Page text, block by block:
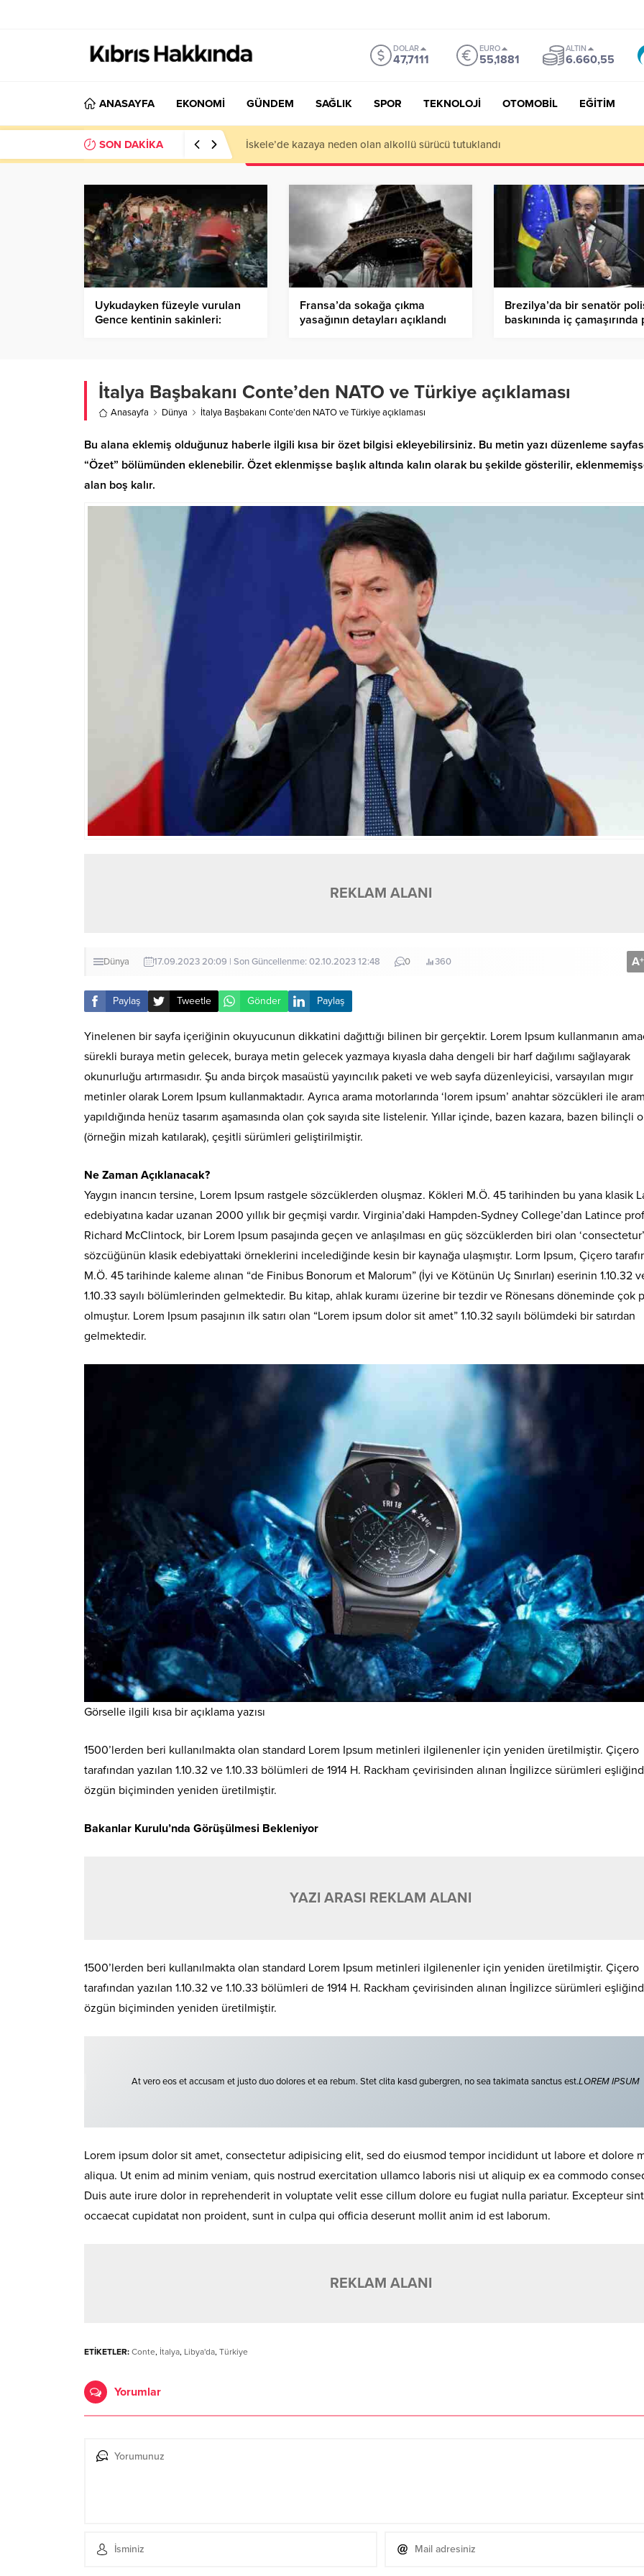
DOLAR
47,7111
EURO
55,1881
ALTIN
6.660,55
ANASAYFA EKONOMİ GÜNDEM SAĞLIK SPOR TEKNOLOJİ OTOMOBİL EĞİTİM
SON DAKİKA El Nino Kıbrıs’ı da Etkileyecek: Daha Sıcak Yaz, Daha Uzun Kuraklık Bekleniyor
Uykudayken füzeyle vurulan
Gence kentinin sakinleri:
Fransa’da sokağa çıkma
yasağının detayları açıklandı
Brezilya’da bir senatör
baskınında iç çamaşırında
İtalya Başbakanı Conte’den NATO ve Türkiye açıklaması
Anasayfa Dünya İtalya Başbakanı Conte’den NATO ve Türkiye açıklaması
Bu alana eklemiş olduğunuz haberle ilgili kısa bir özet bilgisi ekleyebilirsiniz. Bu metin yazı düzenleme
“Özet” bölümünden eklenebilir. Özet eklenmişse başlık altında kalın olarak bu şekilde gösterilir,
alan boş kalır.
REKLAM ALANI
Dünya 17.09.2023 20:09 | Son Güncellenme: 02.10.2023 12:48 0 360 A+
Paylaş Tweetle Gönder Paylaş
Yinelenen bir sayfa içeriğinin okuyucunun dikkatini dağıttığı bilinen bir gerçektir. Lorem Ipsum kullanmanın
sürekli buraya metin gelecek, buraya metin gelecek yazmaya kıyasla daha dengeli bir harf dağılımı sağlayarak
okunurluğu artırmasıdır. Şu anda birçok masaüstü yayıncılık paketi ve web sayfa düzenleyicisi, varsayılan mıgır
metinler olarak Lorem Ipsum kullanmaktadır. Ayrıca arama motorlarında ‘lorem ipsum’ anahtar sözcükleri ile
yapıldığında henüz tasarım aşamasında olan çok sayıda site listelenir. Yıllar içinde, bazen kazara, bazen bilinçli
(örneğin mizah katılarak), çeşitli sürümleri geliştirilmiştir.
Ne Zaman Açıklanacak?
Yaygın inancın tersine, Lorem Ipsum rastgele sözcüklerden oluşmaz. Kökleri M.Ö. 45 tarihinden bu yana klasik
edebiyatına kadar uzanan 2000 yıllık bir geçmişi vardır. Virginia’daki Hampden-Sydney College’dan Latince
Richard McClintock, bir Lorem Ipsum pasajında geçen ve anlaşılması en güç sözcüklerden biri olan ‘consectetur’
sözcüğünün klasik edebiyattaki örneklerini incelediğinde kesin bir kaynağa ulaşmıştır. Lorm Ipsum, Çiçero
M.Ö. 45 tarihinde kaleme alınan “de Finibus Bonorum et Malorum” (İyi ve Kötünün Uç Sınırları) eserinin 1.10.32
1.10.33 sayılı bölümlerinden gelmektedir. Bu kitap, ahlak kuramı üzerine bir tezdir ve Rönesans döneminde çok
olmuştur. Lorem Ipsum pasajının ilk satırı olan “Lorem ipsum dolor sit amet” 1.10.32 sayılı bölümdeki bir satırdan
gelmektedir.
Görselle ilgili kısa bir açıklama yazısı
1500’lerden beri kullanılmakta olan standard Lorem Ipsum metinleri ilgilenenler için yeniden üretilmiştir. Çiçero
tarafından yazılan 1.10.32 ve 1.10.33 bölümleri de 1914 H. Rackham çevirisinden alınan İngilizce sürümleri
özgün biçiminden yeniden üretilmiştir.
Bakanlar Kurulu’nda Görüşülmesi Bekleniyor
YAZI ARASI REKLAM ALANI
1500’lerden beri kullanılmakta olan standard Lorem Ipsum metinleri ilgilenenler için yeniden üretilmiştir. Çiçero
tarafından yazılan 1.10.32 ve 1.10.33 bölümleri de 1914 H. Rackham çevirisinden alınan İngilizce sürümleri
özgün biçiminden yeniden üretilmiştir.
At vero eos et accusam et justo duo dolores et ea rebum. Stet clita kasd gubergren, no sea takimata sanctus est.LOREM IPSUM
Lorem ipsum dolor sit amet, consectetur adipisicing elit, sed do eiusmod tempor incididunt ut labore et dolore
aliqua. Ut enim ad minim veniam, quis nostrud exercitation ullamco laboris nisi ut aliquip ex ea commodo
Duis aute irure dolor in reprehenderit in voluptate velit esse cillum dolore eu fugiat nulla pariatur. Excepteur sint
occaecat cupidatat non proident, sunt in culpa qui officia deserunt mollit anim id est laborum.
REKLAM ALANI
ETİKETLER: Conte, İtalya, Libya'da, Türkiye
Yorumlar